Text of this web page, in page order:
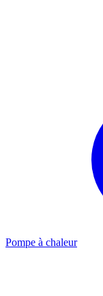
Pompe à chaleur